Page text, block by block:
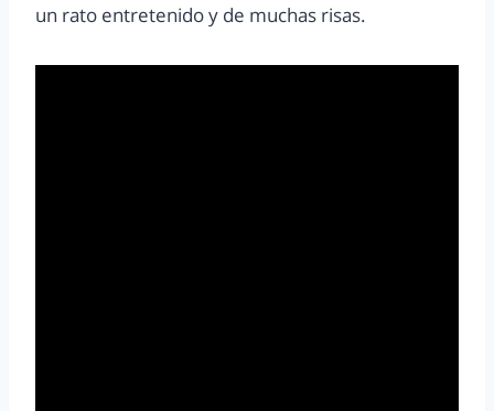
un rato entretenido y de muchas risas.